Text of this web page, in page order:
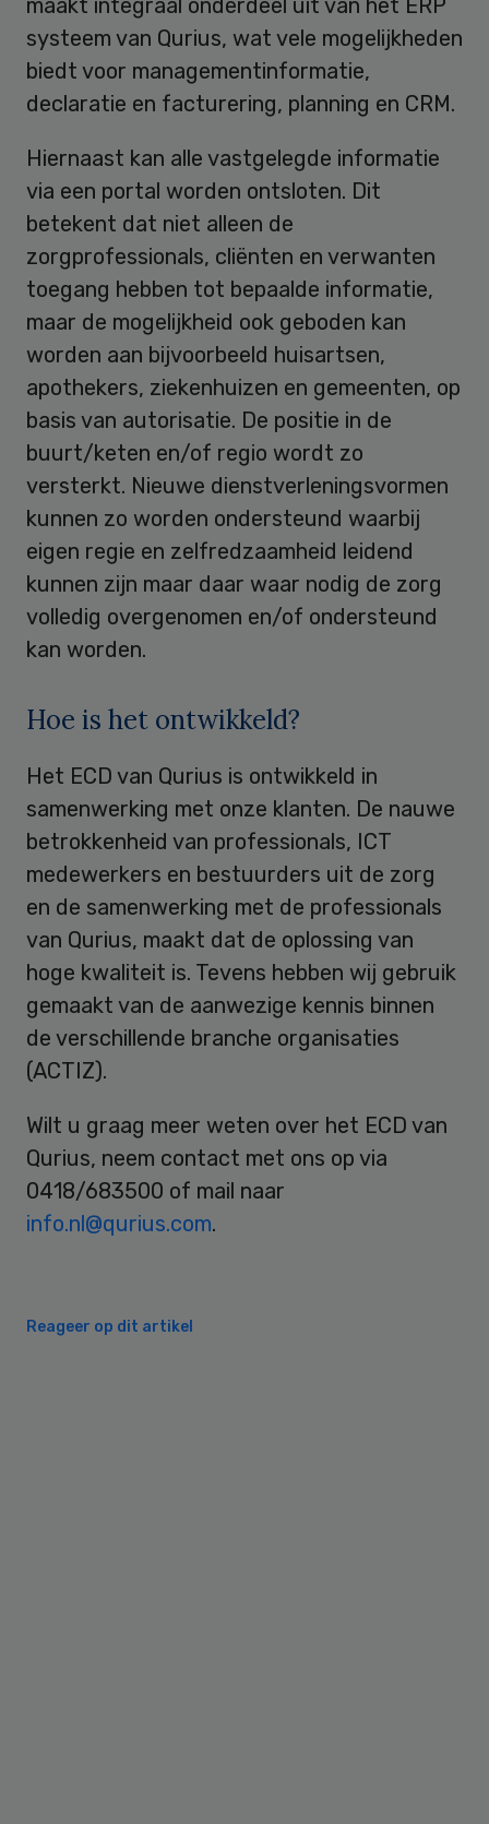
systeem van Qurius, wat vele mogelijkheden
biedt voor managementinformatie,
declaratie en facturering, planning en CRM.
Hiernaast kan alle vastgelegde informatie
via een portal worden ontsloten. Dit
betekent dat niet alleen de
zorgprofessionals, cliënten en verwanten
toegang hebben tot bepaalde informatie,
maar de mogelijkheid ook geboden kan
worden aan bijvoorbeeld huisartsen,
apothekers, ziekenhuizen en gemeenten, op
basis van autorisatie. De positie in de
buurt/keten en/of regio wordt zo
versterkt. Nieuwe dienstverleningsvormen
kunnen zo worden ondersteund waarbij
eigen regie en zelfredzaamheid leidend
kunnen zijn maar daar waar nodig de zorg
volledig overgenomen en/of ondersteund
kan worden.
Hoe is het ontwikkeld?
Het ECD van Qurius is ontwikkeld in
samenwerking met onze klanten. De nauwe
betrokkenheid van professionals, ICT
medewerkers en bestuurders uit de zorg
en de samenwerking met de professionals
van Qurius, maakt dat de oplossing van
hoge kwaliteit is. Tevens hebben wij gebruik
gemaakt van de aanwezige kennis binnen
de verschillende branche organisaties
(ACTIZ).
Wilt u graag meer weten over het ECD van
Qurius, neem contact met ons op via
0418/683500 of mail naar
info.nl@qurius.com.
Reageer op dit artikel